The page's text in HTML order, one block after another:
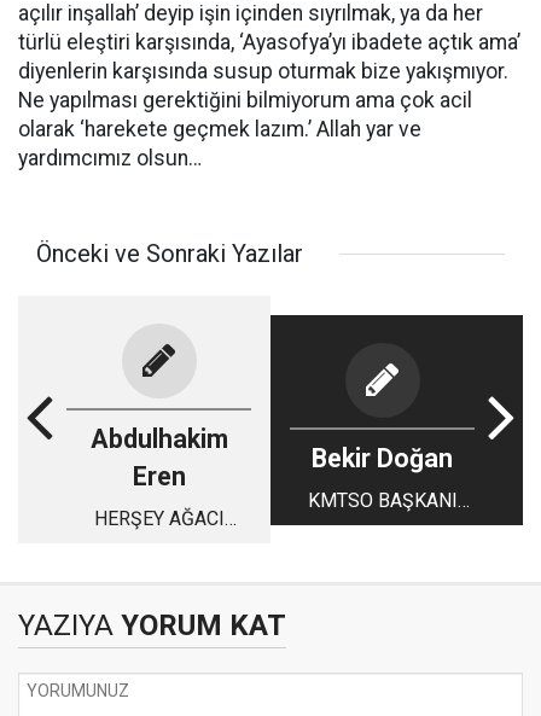
açılır inşallah’ deyip işin içinden sıyrılmak, ya da her
türlü eleştiri karşısında, ‘Ayasofya’yı ibadete açtık ama’
diyenlerin karşısında susup oturmak bize yakışmıyor.
Ne yapılması gerektiğini bilmiyorum ama çok acil
olarak ‘harekete geçmek lazım.’ Allah yar ve
yardımcımız olsun…
Önceki ve Sonraki Yazılar
Abdulhakim
Eren
HERŞEY AĞACI
Bekir Doğan
KMTSO BAŞKANI
BALCIOĞLU’NDAN
YAZIYA YORUM KAT